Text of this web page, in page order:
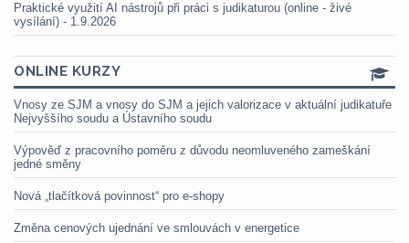
Praktické využití AI nástrojů při práci s judikaturou (online - živé
vysílání) - 1.9.2026
ONLINE KURZY
Vnosy ze SJM a vnosy do SJM a jejich valorizace v aktuální judikatuře
Nejvyššího soudu a Ústavního soudu
Výpověď z pracovního poměru z důvodu neomluveného zameškání
jedné směny
Nová „tlačítková povinnost“ pro e-shopy
Změna cenových ujednání ve smlouvách v energetice